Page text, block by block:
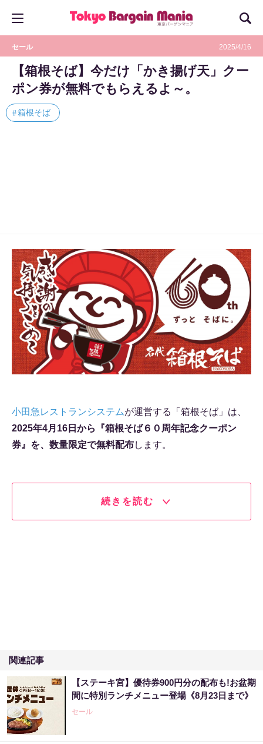
セール 2025/4/16
【箱根そば】今だけ「かき揚げ天」クー
ポン券が無料でもらえるよ～。
箱根そば
小田急レストランシステムが運営する「箱根そば」は、
2025年4月16日から『箱根そば６０周年記念クーポン
券』を、数量限定で無料配布します。
続きを読む
関連記事
【ステーキ宮】優待券900円分の配布も!お盆期
間に特別ランチメニュー登場《8月23日まで》
セール